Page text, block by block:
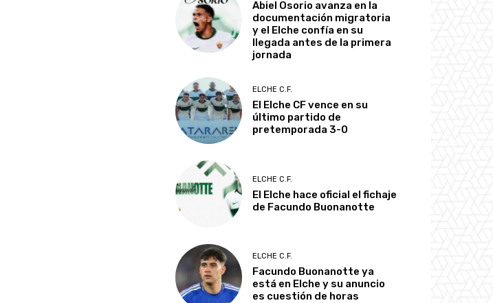
Abiel Osorio avanza en la
documentación migratoria
y el Elche confía en su
llegada antes de la primera
jornada
ELCHE C.F.
El Elche CF vence en su
último partido de
pretemporada 3-0
ELCHE C.F.
El Elche hace oficial el fichaje
de Facundo Buonanotte
ELCHE C.F.
Facundo Buonanotte ya
está en Elche y su anuncio
es cuestión de horas